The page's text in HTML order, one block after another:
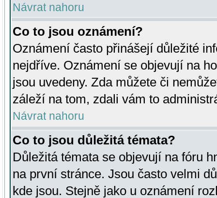
Návrat nahoru
Co to jsou oznámení?
Oznámení často přinášejí důležité
nejdříve. Oznámení se objevují na
jsou uvedeny. Zda můžete či
záleží na tom, zdali vám to
Návrat nahoru
Co to jsou důležitá témata?
Důležitá témata se objevují na fóru
na první stránce. Jsou často velmi
kde jsou. Stejně jako u oznámení